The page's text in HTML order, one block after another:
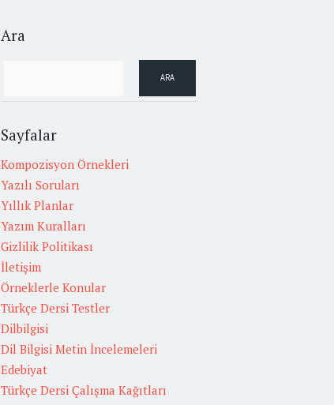
Ara
Sayfalar
Kompozisyon Örnekleri
Yazılı Soruları
Yıllık Planlar
Yazım Kuralları
Gizlilik Politikası
İletişim
Örneklerle Konular
Türkçe Dersi Testler
Dilbilgisi
Dil Bilgisi Metin İncelemeleri
Edebiyat
Türkçe Dersi Çalışma Kağıtları